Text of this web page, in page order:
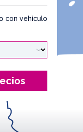
con vehículo